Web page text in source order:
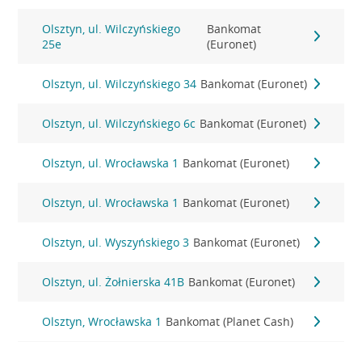
Olsztyn, ul. Wilczyńskiego
25e
Bankomat
(Euronet)
Olsztyn, ul. Wilczyńskiego 34 Bankomat (Euronet)
Olsztyn, ul. Wilczyńskiego 6c Bankomat (Euronet)
Olsztyn, ul. Wrocławska 1 Bankomat (Euronet)
Olsztyn, ul. Wrocławska 1 Bankomat (Euronet)
Olsztyn, ul. Wyszyńskiego 3 Bankomat (Euronet)
Olsztyn, ul. Żołnierska 41B Bankomat (Euronet)
Olsztyn, Wrocławska 1 Bankomat (Planet Cash)